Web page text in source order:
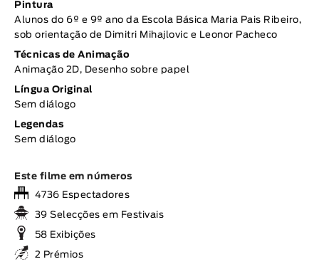
Pintura
Alunos do 6º e 9º ano da Escola Básica Maria Pais Ribeiro,
sob orientação de Dimitri Mihajlovic e Leonor Pacheco
Técnicas de Animação
Animação 2D, Desenho sobre papel
Língua Original
Sem diálogo
Legendas
Sem diálogo
Este filme em números
4736 Espectadores
39 Selecções em Festivais
58 Exibições
2 Prémios